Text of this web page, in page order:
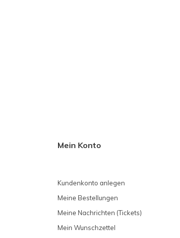
Mein Konto
Kundenkonto anlegen
Meine Bestellungen
Meine Nachrichten (Tickets)
Mein Wunschzettel